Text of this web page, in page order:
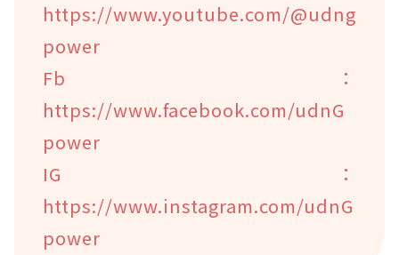
https://www.youtube.com/@udng
power
Fb：
https://www.facebook.com/udnG
power
IG：
https://www.instagram.com/udnG
power